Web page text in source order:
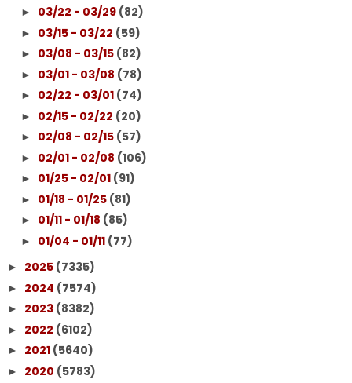
► 03/22 - 03/29 (82)
► 03/15 - 03/22 (59)
► 03/08 - 03/15 (82)
► 03/01 - 03/08 (78)
► 02/22 - 03/01 (74)
► 02/15 - 02/22 (20)
► 02/08 - 02/15 (57)
► 02/01 - 02/08 (106)
► 01/25 - 02/01 (91)
► 01/18 - 01/25 (81)
► 01/11 - 01/18 (85)
► 01/04 - 01/11 (77)
► 2025 (7335)
► 2024 (7574)
► 2023 (8382)
► 2022 (6102)
► 2021 (5640)
► 2020 (5783)